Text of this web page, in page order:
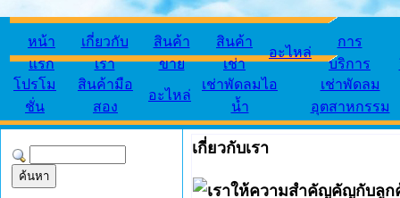
หน้า
แรก
เกี่ยวกับ
เรา
สินค้า
ขาย
สินค้า
เช่า
อะไหล่
การ
บริการ
โปรโม
ชั่น
สินค้ามือ
สอง
อะไหล่
เช่าพัดลมไอ
น้ำ
เช่าพัดลม
อุตสาหกรรม
เกี่ยวกับเรา